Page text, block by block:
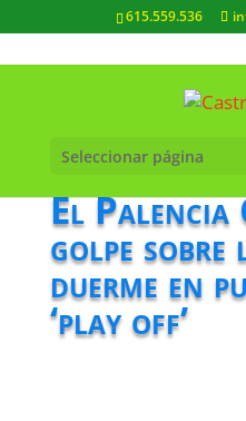
615.559.536
Seleccionar página
El Palencia
golpe sobre
duerme en
‘play off’